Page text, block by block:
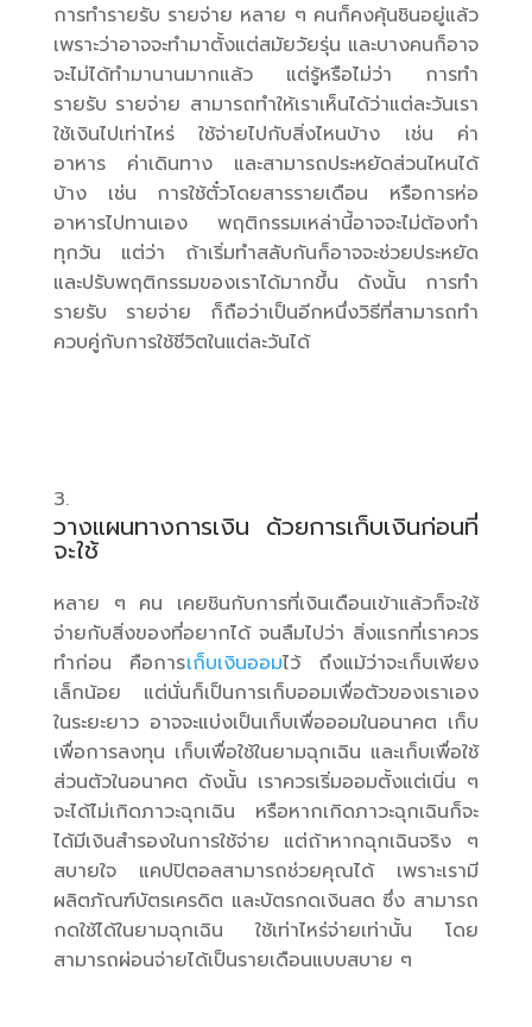
การทำรายรับ รายจ่าย หลาย ๆ คนก็คงคุ้นชินอยู่แล้ว
เพราะว่าอาจจะทำมาตั้งแต่สมัยวัยรุ่น และบางคนก็อาจ
จะไม่ได้ทำมานานมากแล้ว แต่รู้หรือไม่ว่า การทำ
รายรับ รายจ่าย สามารถทำให้เราเห็นได้ว่าแต่ละวันเรา
ใช้เงินไปเท่าไหร่ ใช้จ่ายไปกับสิ่งไหนบ้าง เช่น ค่า
อาหาร ค่าเดินทาง และสามารถประหยัดส่วนไหนได้
บ้าง เช่น การใช้ตั๋วโดยสารรายเดือน หรือการห่อ
อาหารไปทานเอง พฤติกรรมเหล่านี้อาจจะไม่ต้องทำ
ทุกวัน แต่ว่า ถ้าเริ่มทำสลับกันก็อาจจะช่วยประหยัด
และปรับพฤติกรรมของเราได้มากขึ้น ดังนั้น การทำ
รายรับ รายจ่าย ก็ถือว่าเป็นอีกหนึ่งวิธีที่สามารถทำ
ควบคู่กับการใช้ชีวิตในแต่ละวันได้
วางแผนทางการเงิน ด้วยการเก็บเงินก่อนที่
จะใช้
หลาย ๆ คน เคยชินกับการที่เงินเดือนเข้าแล้วก็จะใช้
จ่ายกับสิ่งของที่อยากได้ จนลืมไปว่า สิ่งแรกที่เราควร
ทำก่อน คือการเก็บเงินออมไว้ ถึงแม้ว่าจะเก็บเพียง
เล็กน้อย แต่นั่นก็เป็นการเก็บออมเพื่อตัวของเราเอง
ในระยะยาว อาจจะแบ่งเป็นเก็บเพื่อออมในอนาคต เก็บ
เพื่อการลงทุน เก็บเพื่อใช้ในยามฉุกเฉิน และเก็บเพื่อใช้
ส่วนตัวในอนาคต ดังนั้น เราควรเริ่มออมตั้งแต่เนิ่น ๆ
จะได้ไม่เกิดภาวะฉุกเฉิน หรือหากเกิดภาวะฉุกเฉินก็จะ
ได้มีเงินสำรองในการใช้จ่าย แต่ถ้าหากฉุกเฉินจริง ๆ
สบายใจ แคปปิตอลสามารถช่วยคุณได้ เพราะเรามี
ผลิตภัณฑ์บัตรเครดิต และบัตรกดเงินสด ซึ่ง สามารถ
กดใช้ได้ในยามฉุกเฉิน ใช้เท่าไหร่จ่ายเท่านั้น โดย
สามารถผ่อนจ่ายได้เป็นรายเดือนแบบสบาย ๆ